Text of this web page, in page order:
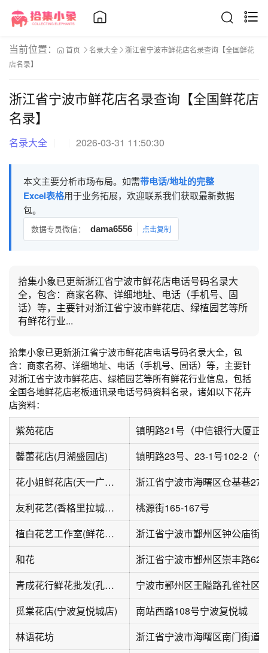
当前位置： 首页 名录大全
浙江省宁波市鲜花店名录查询【全国鲜花
店名录】
浙江省宁波市鲜花店名录查询【全国鲜花店
名录】
名录大全 2026-03-31 11:50:30
本文主要分析市场布局。如需带电话/地址的完整
Excel表格用于业务拓展，欢迎联系我们获取最新数据
包。
数据专员微信： dama6556 点击复制
拾集小象已更新浙江省宁波市鲜花店电话号码名录大
全，包含：商家名称、详细地址、电话（手机号、固
话）等，主要针对浙江省宁波市鲜花店、绿植园艺等所
有鲜花行业...
拾集小象已更新浙江省宁波市鲜花店电话号码名录大全，包
含：商家名称、详细地址、电话（手机号、固话）等，主要针
对浙江省宁波市鲜花店、绿植园艺等所有鲜花行业信息，包括
全国各地鲜花店老板通讯录电话号码资料名录，诸如以下花卉
店资料：
紫苑花店
镇明路21号（中信银行大厦正
馨蕾花店(月湖盛园店)
镇明路23号、23-1号102-2（
花小姐鲜花店(天一广场店)
浙江省宁波市海曙区仓基巷27
友利花艺(香格里拉城市花园西区店)
桃源街165-167号
植白花艺工作室(鲜花绿植花园景观)
和花
浙江省宁波市鄞州区崇丰路62
青成花行鲜花批发(孔雀小区店)
宁波市鄞州区王隘路孔雀社区
觅棠花店(宁波复悦城店)
南站西路108号宁波复悦城
林语花坊
浙江省宁波市海曙区南门街道